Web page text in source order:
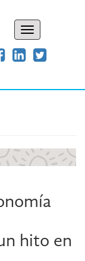
Toggle
navigation
hito en